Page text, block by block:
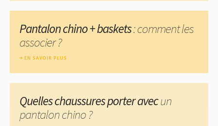
Pantalon chino + baskets: comment les
associer ?
EN SAVOIR PLUS
Quelles chaussures porter avecun
pantalon chino ?